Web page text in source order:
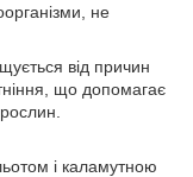
не
від причин
що допомагає
і каламутною